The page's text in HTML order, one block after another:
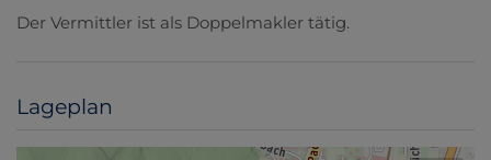
Der Vermittler ist als Doppelmakler tätig.
Lageplan